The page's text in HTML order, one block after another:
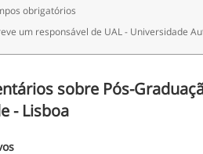
obrigatórios
um responsável de UAL - Universidade
sobre Pós-
- Lisboa